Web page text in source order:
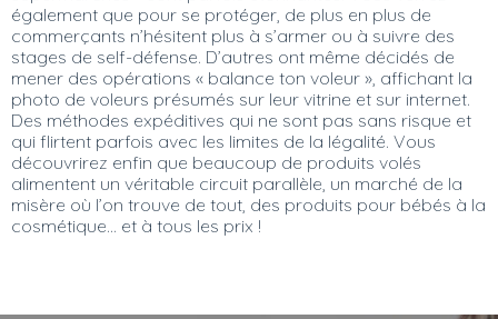
également que pour se protéger, de plus en plus de
commerçants n’hésitent plus à s’armer ou à suivre des
stages de self-défense. D’autres ont même décidés de
mener des opérations « balance ton voleur », affichant la
photo de voleurs présumés sur leur vitrine et sur internet.
Des méthodes expéditives qui ne sont pas sans risque et
qui flirtent parfois avec les limites de la légalité. Vous
découvrirez enfin que beaucoup de produits volés
alimentent un véritable circuit parallèle, un marché de la
misère où l’on trouve de tout, des produits pour bébés à la
cosmétique… et à tous les prix !